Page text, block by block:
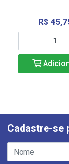
R$
Cadastre-se